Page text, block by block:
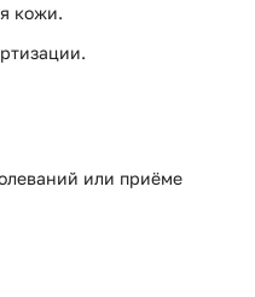
кожи.
или приёме